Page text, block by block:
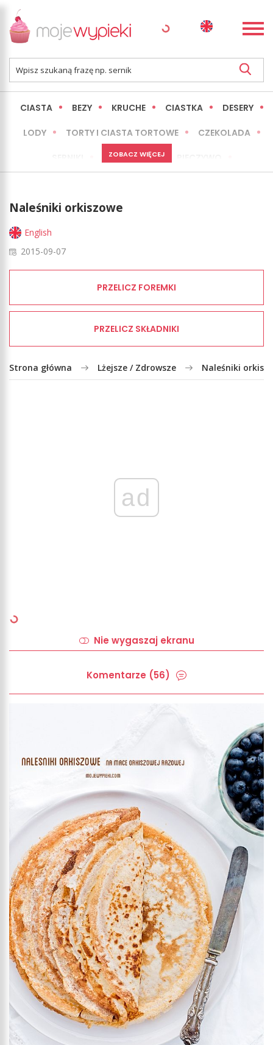
CIASTA BEZY KRUCHE CIASTKA DESERY
LODY TORTY I CIASTA TORTOWE CZEKOLADA
MINI WYPIEKI
LŻEJSZE / ZDROWSZE
ZOBACZ WIĘCEJ
Naleśniki orkiszowe
English
2015-09-07
PRZELICZ FOREMKI
PRZELICZ SKŁADNIKI
Strona główna Lżejsze / Zdrowsze Naleśniki
ad
Nie wygaszaj ekranu
Komentarze (56)